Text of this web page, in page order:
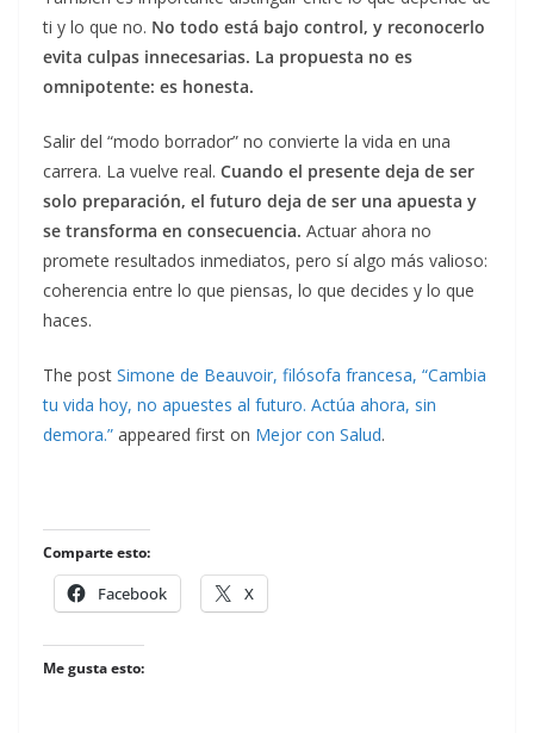
ti y lo que no. No todo está bajo control, y reconocerlo
evita culpas innecesarias. La propuesta no es
omnipotente: es honesta.
Salir del “modo borrador” no convierte la vida en una
carrera. La vuelve real. Cuando el presente deja de ser
solo preparación, el futuro deja de ser una apuesta y
se transforma en consecuencia. Actuar ahora no
promete resultados inmediatos, pero sí algo más valioso:
coherencia entre lo que piensas, lo que decides y lo que
haces.
The post Simone de Beauvoir, filósofa francesa, “Cambia
tu vida hoy, no apuestes al futuro. Actúa ahora, sin
demora.” appeared first on Mejor con Salud.
Comparte esto:
Facebook X
Me gusta esto: